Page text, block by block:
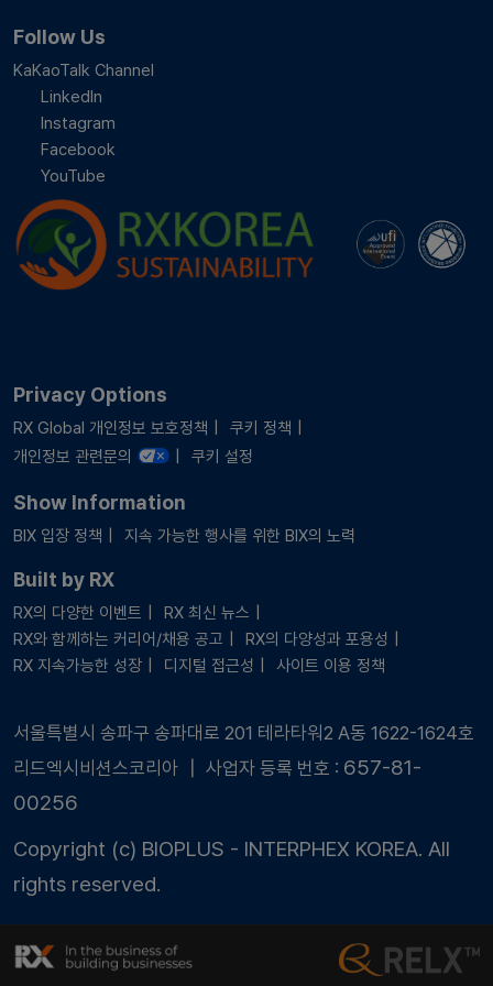
Follow Us
KaKaoTalk Channel
LinkedIn
Instagram
Facebook
YouTube
Privacy Options
RX Global 개인정보 보호정책
쿠키 정책
개인정보 관련문의
쿠키 설정
Show Information
BIX 입장 정책 지속 가능한 행사를 위한 BIX의 노력
Built by RX
RX의 다양한 이벤트
RX 최신 뉴스
RX와 함께하는 커리어/채용 공고
RX의 다양성과 포용성
RX 지속가능한 성장
디지털 접근성 사이트 이용 정책
서울특별시 송파구 송파대로 201 테라타워2 A동 1622-1624호
리드엑시비션스코리아 ┃ 사업자 등록 번호 : 657-81-
00256
Copyright (c) BIOPLUS - INTERPHEX KOREA. All
rights reserved.